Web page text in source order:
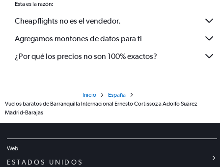
Esta es la razón:
Cheapflights no es el vendedor.
Agregamos montones de datos para ti
¿Por qué los precios no son 100% exactos?
Inicio
España
Vuelos baratos de Barranquilla Internacional Ernesto Cortissoz a Adolfo Suárez
Madrid-Barajas
Web
ESTADOS UNIDOS